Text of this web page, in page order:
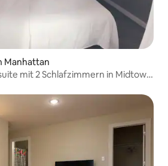
Manhattan
mit 2 Schlafzimmern in Midtown